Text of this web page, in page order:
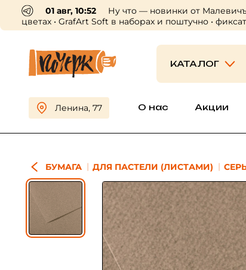
01 авг, 10:52
Ну что — новинки от
цветах • GrafArt Soft в наборах и поштучно •
КАТАЛОГ
Ленина, 77 О нас Акции
БУМАГА ДЛЯ ПАСТЕЛИ (ЛИСТАМИ)